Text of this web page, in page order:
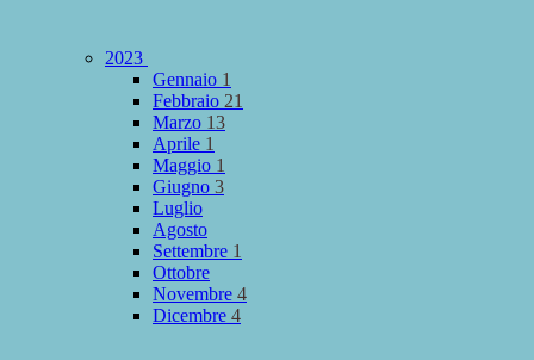
2023
Gennaio 1
Febbraio 21
Marzo 13
Aprile 1
Maggio 1
Giugno 3
Luglio
Agosto
Settembre 1
Ottobre
Novembre 4
Dicembre 4